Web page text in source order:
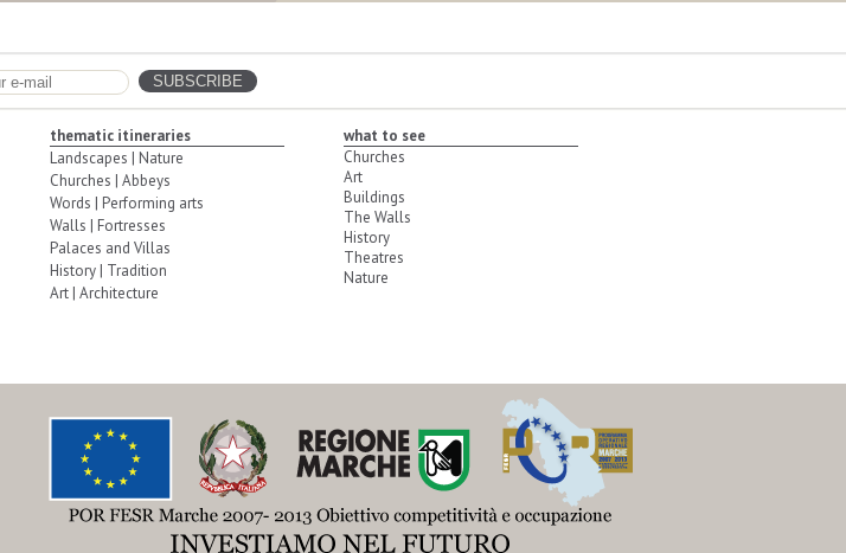
thematic itineraries
Landscapes | Nature
Churches | Abbeys
Words | Performing arts
Walls | Fortresses
Palaces and Villas
History | Tradition
Art | Architecture
what to see
Churches
Art
Buildings
The Walls
History
Theatres
Nature